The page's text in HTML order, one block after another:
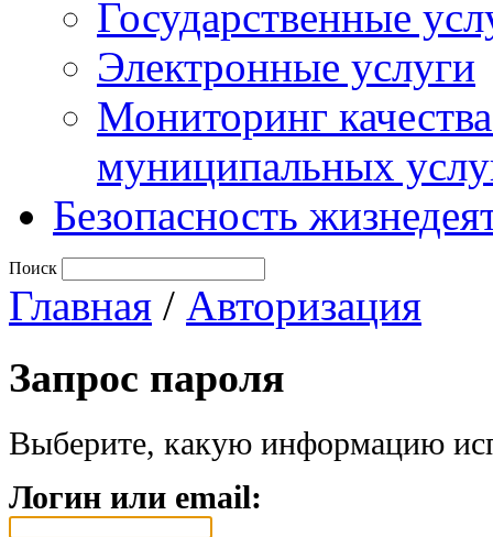
Государственные
Электронные услуги
Мониторинг
муниципальных
Безопасность
Поиск
Главная / Авторизация
Запрос пароля
Выберите, какую информацию
Логин или email: